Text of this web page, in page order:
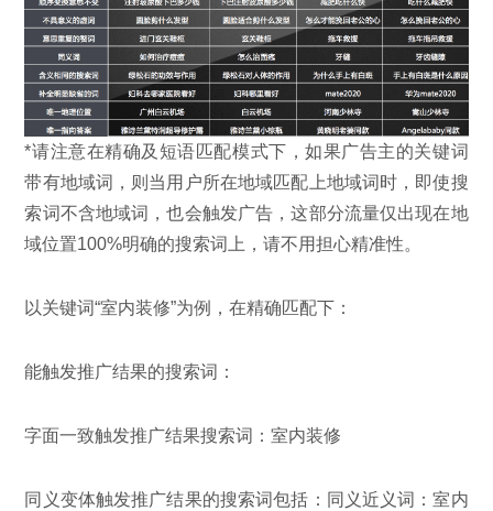
*请注意在精确及短语匹配模式下，如果广告主的关键词
带有地域词，则当用户所在地域匹配上地域词时，即使搜
索词不含地域词，也会触发广告，这部分流量仅出现在地
域位置100%明确的搜索词上，请不用担心精准性。
以关键词“室内装修”为例，在精确匹配下：
能触发推广结果的搜索词：
字面一致触发推广结果搜索词：室内装修
同义变体触发推广结果的搜索词包括：同义近义词：室内